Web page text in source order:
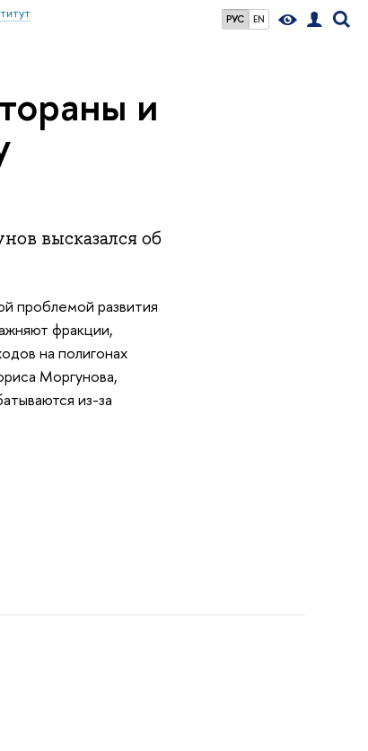
РУС EN
и
высказался об
проблемой развития
фракции,
на полигонах
Моргунова,
из-за